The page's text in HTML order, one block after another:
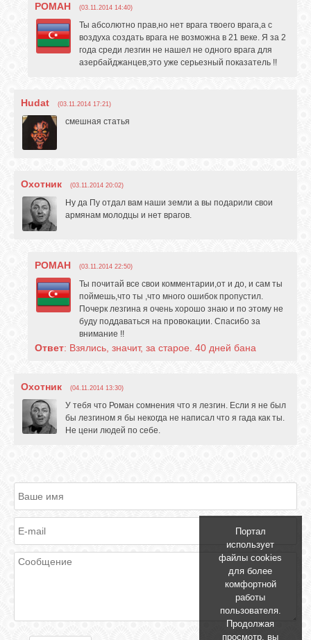
РОМАН (03.11.2014 14:40)
Ты абсолютно прав,но нет врага твоего врага,а с
воздуха создать врага не возможна в 21 веке. Я за 2
года среди лезгин не нашел не одного врага для
азербайджанцев,это уже серьезный показатель !!
Hudat (03.11.2014 17:21)
смешная статья
Охотник (03.11.2014 20:02)
Ну да Пу отдал вам наши земли а вы подарили свои
армянам молодцы и нет врагов.
РОМАН (03.11.2014 22:50)
Ты почитай все свои комментарии,от и до, и сам ты
поймешь,что ты ,что много ошибок пропустил.
Почерк лезгина я очень хорошо знаю и по этому не
буду поддаваться на провокации. Спасибо за
внимание !!
Ответ: Взялись, значит, за старое. 40 дней бана
Охотник (04.11.2014 13:30)
У тебя что Роман сомнения что я лезгин. Если я не был
бы лезгином я бы некогда не написал что я гада как ты.
Не цени людей по себе.
Портал
использует
файлы cookies
для более
комфортной
работы
пользователя.
Продолжая
просмотр, вы